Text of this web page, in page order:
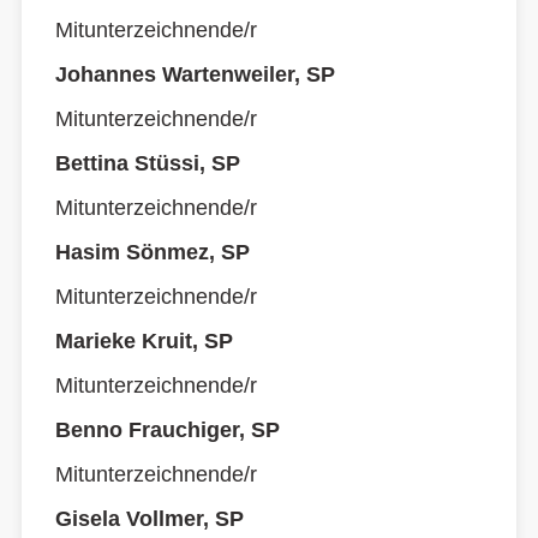
Mitunterzeichnende/r
Johannes Wartenweiler, SP
Mitunterzeichnende/r
Bettina Stüssi, SP
Mitunterzeichnende/r
Hasim Sönmez, SP
Mitunterzeichnende/r
Marieke Kruit, SP
Mitunterzeichnende/r
Benno Frauchiger, SP
Mitunterzeichnende/r
Gisela Vollmer, SP